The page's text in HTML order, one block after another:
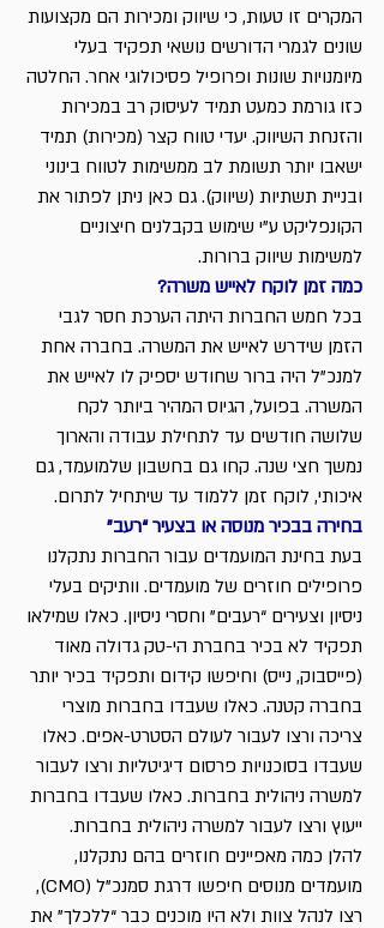
המקרים זו טעות, כי שיווק ומכירות הם מקצועות
שונים לגמרי הדורשים נושאי תפקיד בעלי
מיומנויות שונות ופרופיל פסיכולוגי אחר. החלטה
כזו גורמת כמעט תמיד לעיסוק רב במכירות
והזנחת השיווק. יעדי טווח קצר (מכירות) תמיד
ישאבו יותר תשומת לב ממשימות לטווח בינוני
ובניית תשתיות (שיווק). גם כאן ניתן לפתור את
הקונפליקט ע”י שימוש בקבלנים חיצוניים
למשימות שיווק ברורות.
כמה זמן לוקח לאייש משרה?
בכל חמש החברות היתה הערכת חסר לגבי
הזמן שידרש לאייש את המשרה. בחברה אחת
למנכ”ל היה ברור שחודש יספיק לו לאייש את
המשרה. בפועל, הגיוס המהיר ביותר לקח
שלושה חודשים עד לתחילת עבודה והארוך
נמשך חצי שנה. קחו גם בחשבון שלמועמד, גם
איכותי, לוקח זמן ללמוד עד שיתחיל לתרום.
בחירה בבכיר מנוסה או בצעיר “רעב”
בעת בחינת המועמדים עבור החברות נתקלנו
פרופילים חוזרים של מועמדים. וותיקים בעלי
ניסיון וצעירים “רעבים” וחסרי ניסיון. כאלו שמילאו
תפקיד לא בכיר בחברת הי-טק גדולה מאוד
(פייסבוק, נייס) וחיפשו קידום ותפקיד בכיר יותר
בחברה קטנה. כאלו שעבדו בחברות מוצרי
צריכה ורצו לעבור לעולם הסטרט-אפים. כאלו
שעבדו בסוכנויות פרסום דיגיטליות ורצו לעבור
למשרה ניהולית בחברות. כאלו שעבדו בחברות
ייעוץ ורצו לעבור למשרה ניהולית בחברות.
להלן כמה מאפיינים חוזרים בהם נתקלנו,
מועמדים מנוסים חיפשו דרגת סמנכ”ל (CMO),
רצו לנהל צוות ולא היו מוכנים כבר “ללכלך” את